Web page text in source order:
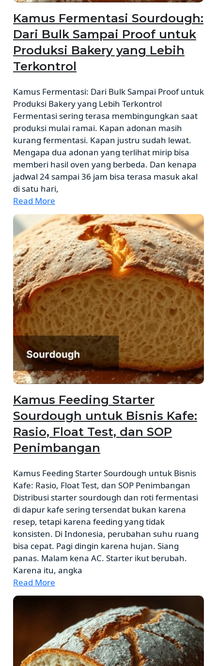
Kamus Fermentasi Sourdough:
Dari Bulk Sampai Proof untuk
Produksi Bakery yang Lebih
Terkontrol
Kamus Fermentasi: Dari Bulk Sampai Proof untuk
Produksi Bakery yang Lebih Terkontrol
Fermentasi sering terasa membingungkan saat
produksi mulai ramai. Kapan adonan masih
kurang fermentasi. Kapan justru sudah lewat.
Mengapa dua adonan yang terlihat mirip bisa
memberi hasil oven yang berbeda. Dan kenapa
jadwal 24 sampai 36 jam bisa terasa masuk akal
di satu hari,
Read More
Kamus Feeding Starter
Sourdough untuk Bisnis Kafe:
Rasio, Float Test, dan SOP
Penimbangan
Kamus Feeding Starter Sourdough untuk Bisnis
Kafe: Rasio, Float Test, dan SOP Penimbangan
Distribusi starter sourdough dan roti fermentasi
di dapur kafe sering tersendat bukan karena
resep, tetapi karena feeding yang tidak
konsisten. Di Indonesia, perubahan suhu ruang
bisa cepat. Pagi dingin karena hujan. Siang
panas. Malam kena AC. Starter ikut berubah.
Karena itu, angka
Read More